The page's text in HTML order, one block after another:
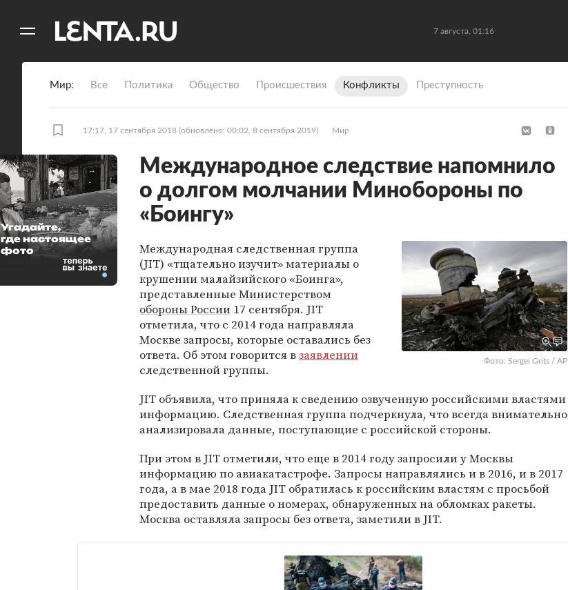
7 августа, 01:16
Мир Все Политика Общество Происшествия Конфликты Преступность
17:17, 17 сентября 2018 (обновлено: 00:02, 8 сентября 2019) Мир
Международное следствие напомнило
о долгом молчании Минобороны по
«Боингу»
Фото: Sergei Grits / AP
Международная следственная группа
(JIT) «тщательно изучит» материалы о
крушении малайзийского «Боинга»,
представленные Министерством
обороны России 17 сентября. JIT
отметила, что с 2014 года направляла
Москве запросы, которые оставались без
ответа. Об этом говорится взаявлении
следственной группы.
JIT объявила, что приняла к сведению озвученную российскими властями
информацию. Следственная группа подчеркнула, что всегда внимательно
анализировала данные, поступающие с российской стороны.
При этом в JIT отметили, что еще в 2014 году запросили у Москвы
информацию по авиакатастрофе. Запросы направлялись и в 2016, и в 2017
года, а в мае 2018 года JIT обратилась к российским властям с просьбой
предоставить данные о номерах, обнаруженных на обломках ракеты.
Москва оставляла запросы без ответа, заметили в JIT.
Угадайте,
где настоящее
фото